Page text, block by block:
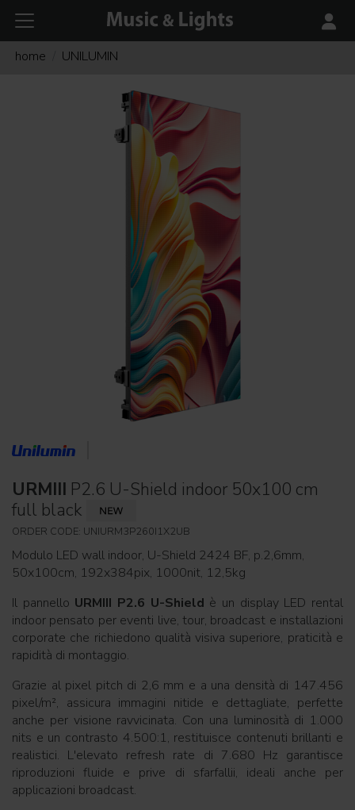
home UNILUMIN
URMIII P2.6 U-Shield indoor 50x100 cm
full black
ORDER CODE: UNIURM3P260I1X2UB
Modulo LED wall indoor, U-Shield 2424 BF, p.2,6mm,
50x100cm, 192x384pix, 1000nit, 12,5kg
Il pannello URMIII P2.6 U-Shield è un display LED rental
indoor pensato per eventi live, tour, broadcast e installazioni
corporate che richiedono qualità visiva superiore, praticità e
rapidità di montaggio.
Grazie al pixel pitch di 2,6 mm e a una densità di 147.456
pixel/m², assicura immagini nitide e dettagliate, perfette
anche per visione ravvicinata. Con una luminosità di 1.000
nits e un contrasto 4.500:1, restituisce contenuti brillanti e
realistici. L'elevato refresh rate di 7.680 Hz garantisce
riproduzioni fluide e prive di sfarfallii, ideali anche per
applicazioni broadcast.